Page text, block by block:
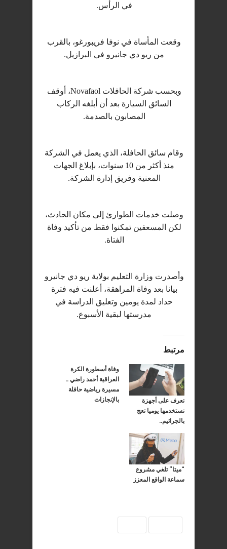
في الرأس.
وقعت المأساة في نوفا فريبورغو، بالقرب
من ريو دي جانيرو في البرازيل.
وبحسب شركة الحافلات Novafaol، أوقف
السائق السيارة بعد أن أبلغه الركاب
المصابون بالصدمة.
وقام سائق الحافلة، الذي يعمل في الشركة
منذ أكثر من 10 سنوات، بإبلاغ الجهات
المعنية وفريق إدارة الشركة.
وصلت خدمات الطوارئ إلى مكان الحادث،
لكن المسعفين تمكنوا فقط من تأكيد وفاة
الفتاة.
وأصدرت وزارة التعليم بولاية ريو دي جانيرو
بيانا بعد وفاة المراهقة، أعلنت فيه فترة
حداد لمدة يومين وتعليق الدراسة في
مدرستها لبقية الأسبوع.
مرتبط
تعرف على أجهزة
نستخدمها يوميا تعج
بالجراثيم..
وفاة أسطورة الكرة
العراقية أحمد راضي ..
مسيرة رياضية حافلة
بالإنجازات
“ميتا” تلغي مشروع
سماعة الواقع المعزز